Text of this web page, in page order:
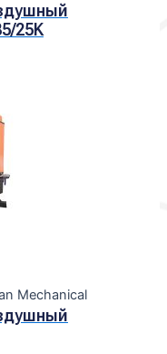
25K
Mechanical